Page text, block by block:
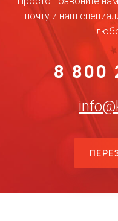
почту и наш
8 800